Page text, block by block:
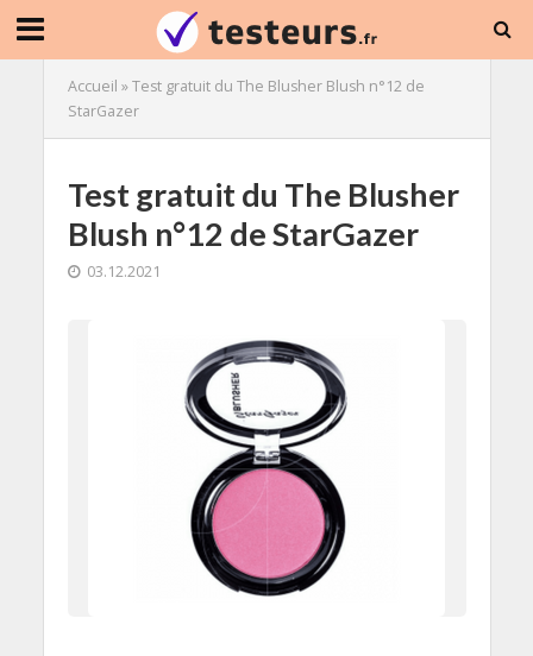
Accueil »Test gratuit du The Blusher Blush n°12 de
StarGazer
Test gratuit du The Blusher
Blush n°12 de StarGazer
03.12.2021